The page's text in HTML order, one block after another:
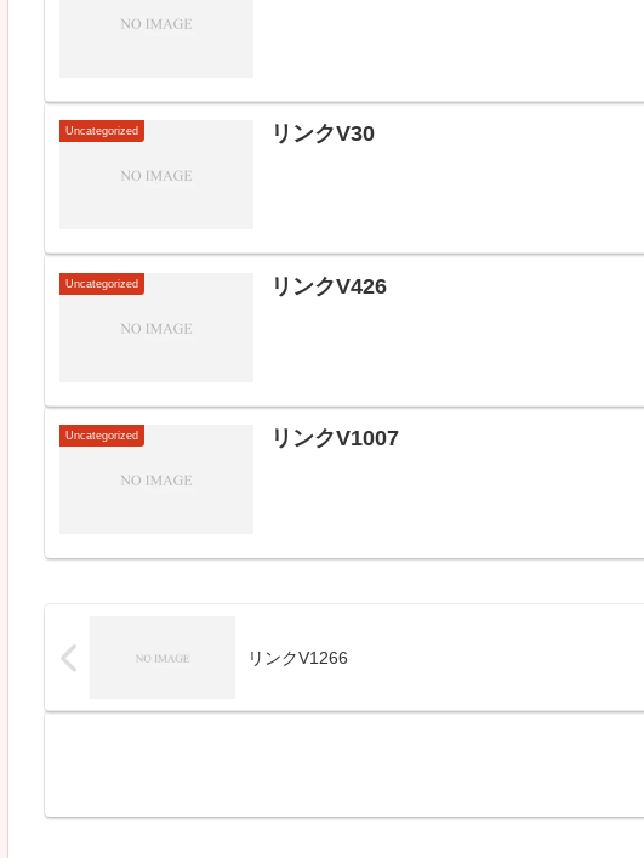
Uncategorized リンクV30
Uncategorized リンクV426
Uncategorized リンクV1007
リンクV1266